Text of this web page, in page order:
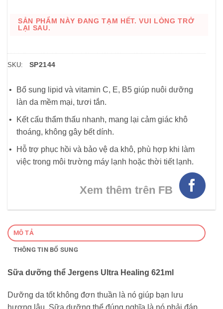
SẢN PHẨM NÀY ĐANG TẠM HẾT. VUI LÒNG TRỞ
LẠI SAU.
SKU: SP2144
Bổ sung lipid và vitamin C, E, B5 giúp nuôi dưỡng
làn da mềm mại, tươi tắn.
Kết cấu thẩm thấu nhanh, mang lại cảm giác khô
thoáng, không gây bết dính.
Hỗ trợ phục hồi và bảo vệ da khô, phù hợp khi làm
việc trong môi trường máy lạnh hoặc thời tiết lạnh.
Xem thêm trên FB
MÔ TẢ
THÔNG TIN BỔ SUNG
Sữa dưỡng thể Jergens Ultra Healing 621ml
Dưỡng da tốt không đơn thuần là nó giúp bạn lưu